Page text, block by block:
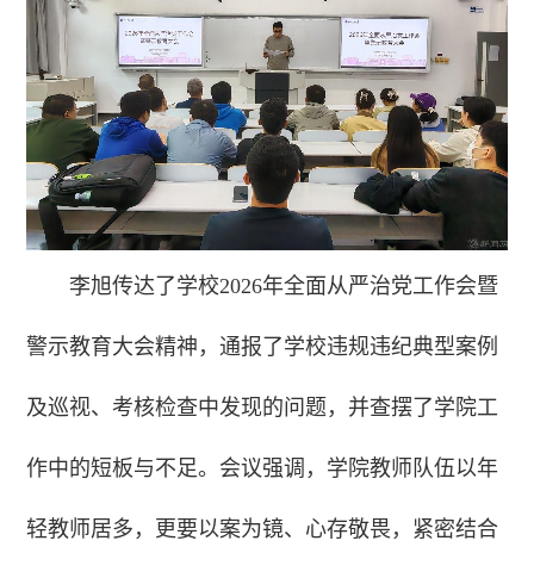
李旭传达了学校2026年全面从严治党工作会暨
警示教育大会精神，通报了学校违规违纪典型案例
及巡视、考核检查中发现的问题，并查摆了学院工
作中的短板与不足。会议强调，学院教师队伍以年
轻教师居多，更要以案为镜、心存敬畏，紧密结合